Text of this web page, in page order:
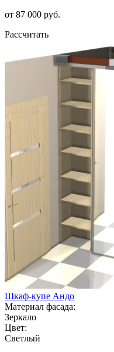
от 87 000 руб.
Рассчитать
Шкаф-купе Андо
Материал фасада:
Зеркало
Цвет:
Светлый